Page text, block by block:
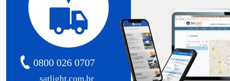
satlight.com.br
0800 026 0707